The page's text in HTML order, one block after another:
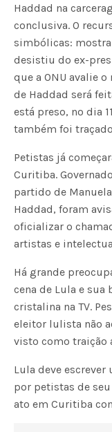
Haddad na
conclusiva. O
simbólicas:
desistiu do ex-
que a ONU avalie
de Haddad será
está preso, no dia
também foi
Petistas já
Curitiba.
partido de
Haddad, foram
oficializar o
artistas e
Há grande
cena de Lula e sua
cristalina na TV.
eleitor lulista não
visto como traição
Lula deve
por petistas de
ato em Curitiba